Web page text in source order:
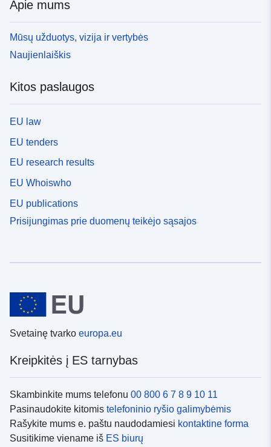
Apie mums
Mūsų užduotys, vizija ir vertybės
Naujienlaiškis
Kitos paslaugos
EU law
EU tenders
EU research results
EU Whoiswho
EU publications
Prisijungimas prie duomenų teikėjo sąsajos
Svetainę tvarko europa.eu
Kreipkitės į ES tarnybas
Skambinkite mums telefonu 00 800 6 7 8 9 10 11
Pasinaudokite kitomis telefoninio ryšio galimybėmis
Rašykite mums e. paštu naudodamiesi kontaktine forma
Susitikime viename iš ES biurų